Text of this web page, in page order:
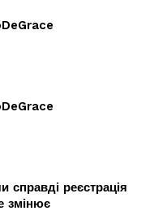
справді реєстрація
змінює